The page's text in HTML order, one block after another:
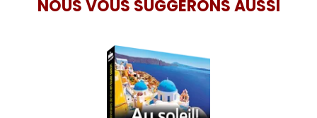
NOUS VOUS SUGGÉRONS AUSSI